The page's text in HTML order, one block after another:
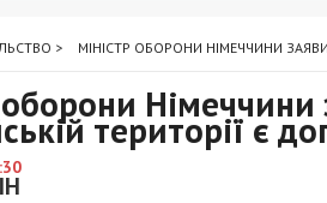
>
МІНІСТР ОБОРОНИ НІМЕЧЧИНИ
оборони
території є